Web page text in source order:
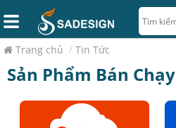
Trang chủ / Tin Tức
Sản Phẩm Bán Chạy